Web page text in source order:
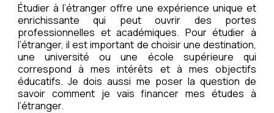
Étudier à l’étranger offre une expérience unique et
enrichissante qui peut ouvrir des portes
professionnelles et académiques. Pour étudier à
l’étranger, il est important de choisir une destination,
une université ou une école supérieure qui
correspond à mes intérêts et à mes objectifs
éducatifs. Je dois aussi me poser la question de
savoir comment je vais financer mes études à
l’étranger.